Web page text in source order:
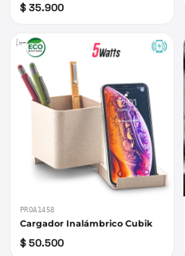
$ 35.900
PROA1458
Cargador Inalámbrico Cubik
$ 50.500